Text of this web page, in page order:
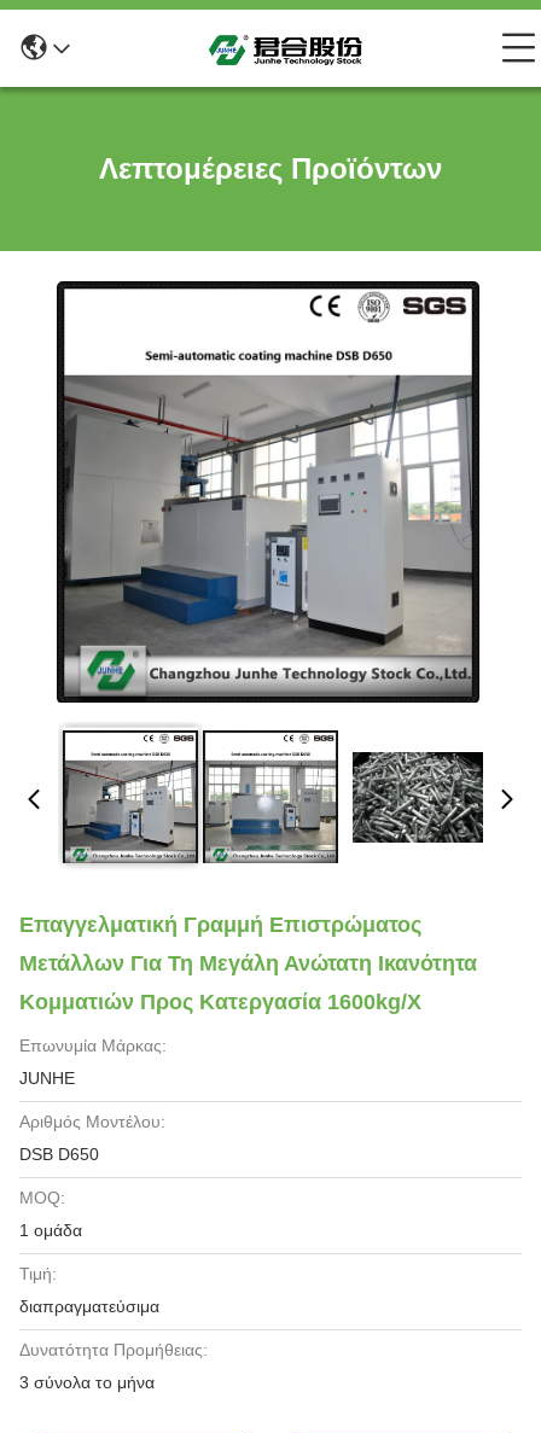
Λεπτομέρειες Προϊόντων
Επαγγελματική Γραμμή Επιστρώματος
Μετάλλων Για Τη Μεγάλη Ανώτατη Ικανότητα
Κομματιών Προς Κατεργασία 1600kg/Χ
Επωνυμία Μάρκας:
JUNHE
Αριθμός Μοντέλου:
DSB D650
MOQ:
1 ομάδα
Τιμή:
διαπραγματεύσιμα
Δυνατότητα Προμήθειας:
3 σύνολα το μήνα